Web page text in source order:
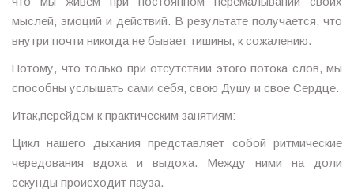
мыслей, эмоций и действий. В результате получается, что
внутри почти никогда не бывает тишины, к сожалению.
Потому, что только при отсутствии этого потока слов, мы
способны услышать сами себя, свою Душу и свое Сердце.
Итак,перейдем к практическим занятиям:
Цикл нашего дыхания представляет собой ритмические
чередования вдоха и выдоха. Между ними на доли
секунды происходит пауза.